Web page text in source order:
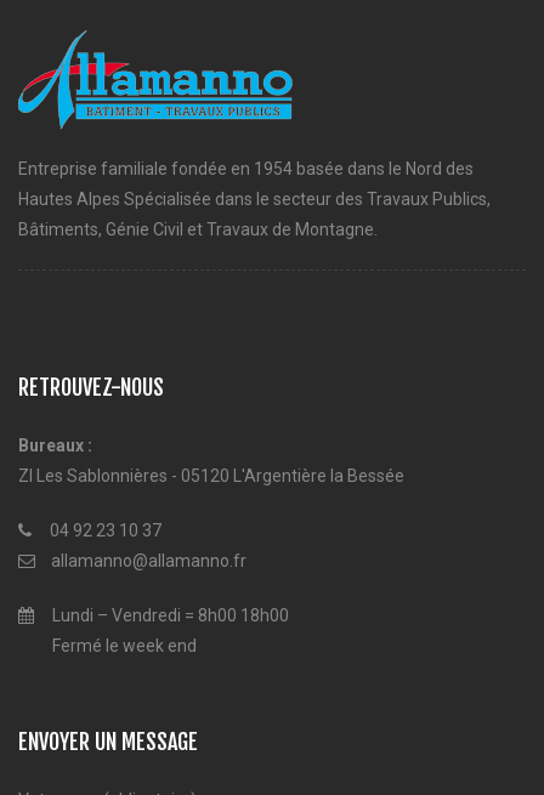
Entreprise familiale fondée en 1954 basée dans le Nord des
Hautes Alpes Spécialisée dans le secteur des Travaux Publics,
Bâtiments, Génie Civil et Travaux de Montagne.
RETROUVEZ-NOUS
Bureaux :
ZI Les Sablonnières - 05120 L'Argentière la Bessée
04 92 23 10 37
allamanno@allamanno.fr
Lundi – Vendredi = 8h00 18h00
Fermé le week end
ENVOYER UN MESSAGE